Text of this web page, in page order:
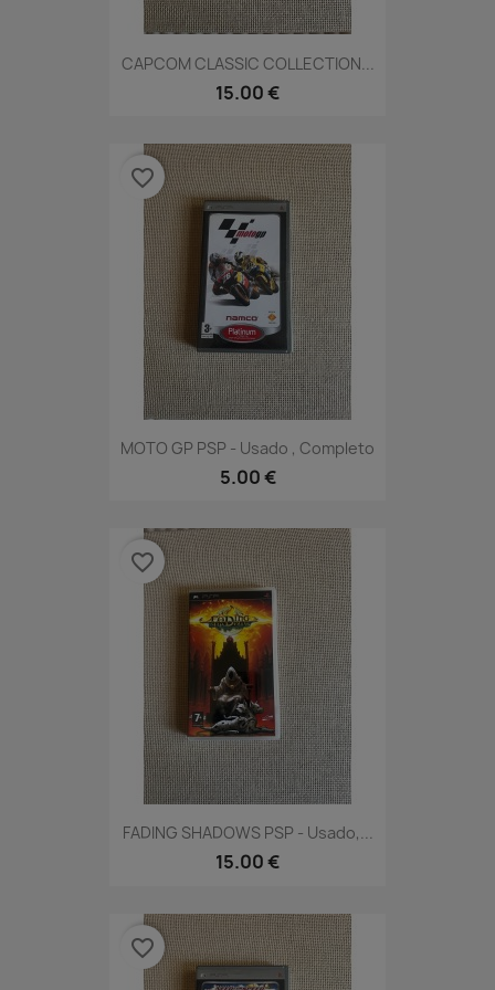
CAPCOM CLASSIC COLLECTION...
15.00 €
MOTO GP PSP - Usado , Completo
5.00 €
favorite_border
FADING SHADOWS PSP - Usado,...
15.00 €
favorite_border
favorite_border